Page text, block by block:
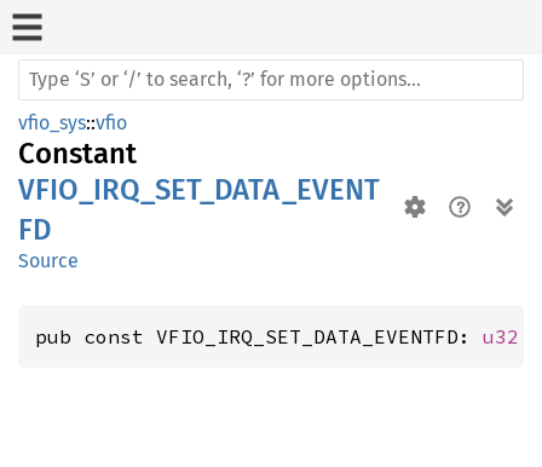
vfio_sys::vfio
Constant
VFIO_IRQ_SET_DATA_EVENT
FD
Source
pub const VFIO_IRQ_SET_DATA_EVENTFD: u32